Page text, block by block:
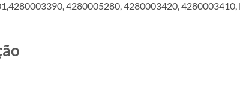
4280005280, 4280003420, 4280003410,